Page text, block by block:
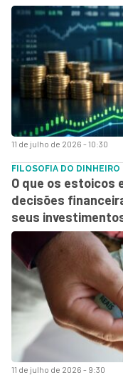
11 de julho de 2026 - 10:30
11 de julho de 2026 - 9:30
FILOSOFIA DO DINHEIRO
O que os estoicos
decisões
seus